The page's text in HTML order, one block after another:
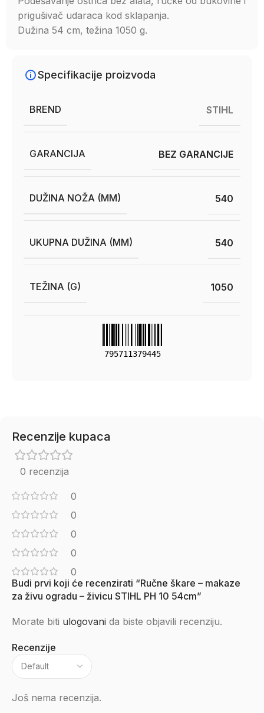
prigušivač udaraca kod sklapanja.
Dužina 54 cm, težina 1050 g.
Specifikacije proizvoda
BREND STIHL
GARANCIJA BEZ GARANCIJE
DUŽINA NOŽA (MM) 540
UKUPNA DUŽINA (MM) 540
TEŽINA (G) 1050
795711379445
Recenzije kupaca
0 recenzija
0
0
0
0
0
Recenzije
Još nema recenzija.
Budi prvi koji će recenzirati “Ručne škare – makaze
za živu ogradu – živicu STIHL PH 10 54cm”
Morate biti ulogovani da biste objavili recenziju.